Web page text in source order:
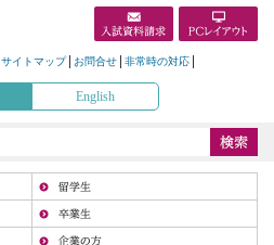
サイトマップ お問合せ 非常時の対応
English